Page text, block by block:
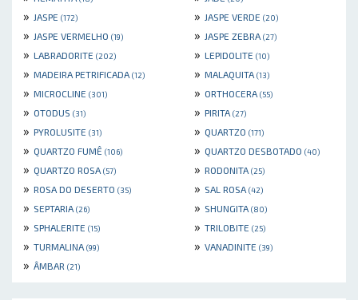
» JASPE (172) » JASPE VERDE (20)
» JASPE VERMELHO (19) » JASPE ZEBRA (27)
» LABRADORITE (202) » LEPIDOLITE (10)
» MADEIRA PETRIFICADA (12) » MALAQUITA (13)
» MICROCLINE (301) » ORTHOCERA (55)
» OTODUS (31) » PIRITA (27)
» PYROLUSITE (31) » QUARTZO (171)
» QUARTZO FUMÊ (106) » QUARTZO DESBOTADO (40)
» QUARTZO ROSA (57) » RODONITA (25)
» ROSA DO DESERTO (35) » SAL ROSA (42)
» SEPTARIA (26) » SHUNGITA (80)
» SPHALERITE (15) » TRILOBITE (25)
» TURMALINA (99) » VANADINITE (39)
» ÂMBAR (21)